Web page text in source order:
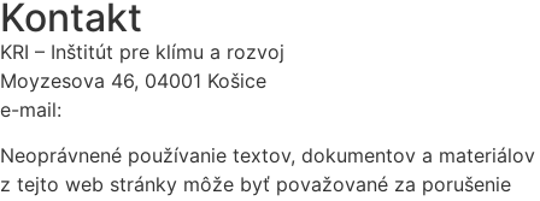
Kontakt
KRI – Inštitút pre klímu a rozvoj
Moyzesova 46, 04001 Košice
e-mail:
Neoprávnené používanie textov, dokumentov a materiálov
z tejto web stránky môže byť považované za porušenie